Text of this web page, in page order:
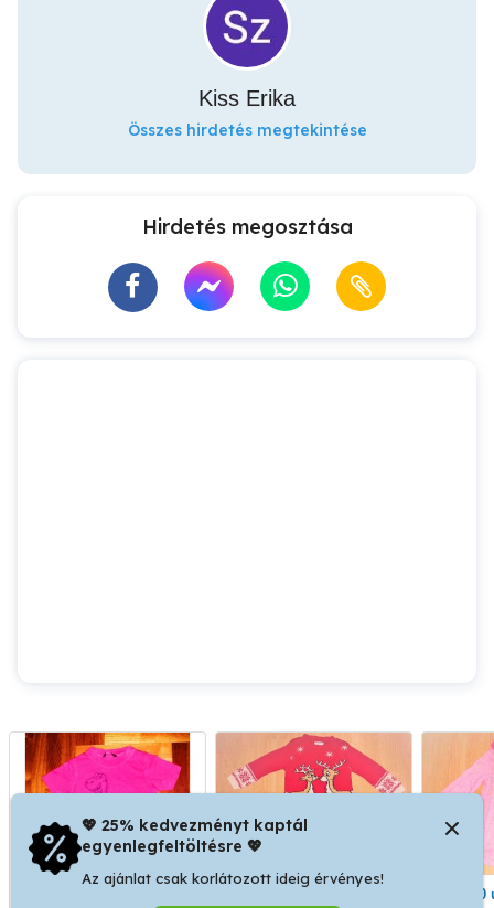
Kiss Erika
Összes hirdetés megtekintése
Hirdetés megosztása
💖 25% kedvezményt kaptál
egyenlegfeltöltésre 💖
Az ajánlat csak korlátozott ideig érvényes!